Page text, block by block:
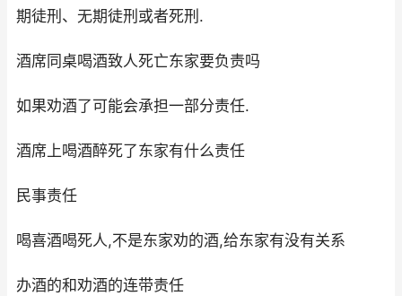
期徒刑、无期徒刑或者死刑.
酒席同桌喝酒致人死亡东家要负责吗
如果劝酒了可能会承担一部分责任.
酒席上喝酒醉死了东家有什么责任
民事责任
喝喜酒喝死人,不是东家劝的酒,给东家有没有关系
办酒的和劝酒的连带责任